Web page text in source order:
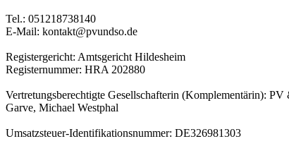
Tel.: 051218738140
E-Mail: kontakt@pvundso.de
Registergericht: Amtsgericht Hildesheim
Registernummer: HRA 202880
Vertretungsberechtigte Gesellschafterin (Komplementärin):
Garve, Michael Westphal
Umsatzsteuer-Identifikationsnummer: DE326981303